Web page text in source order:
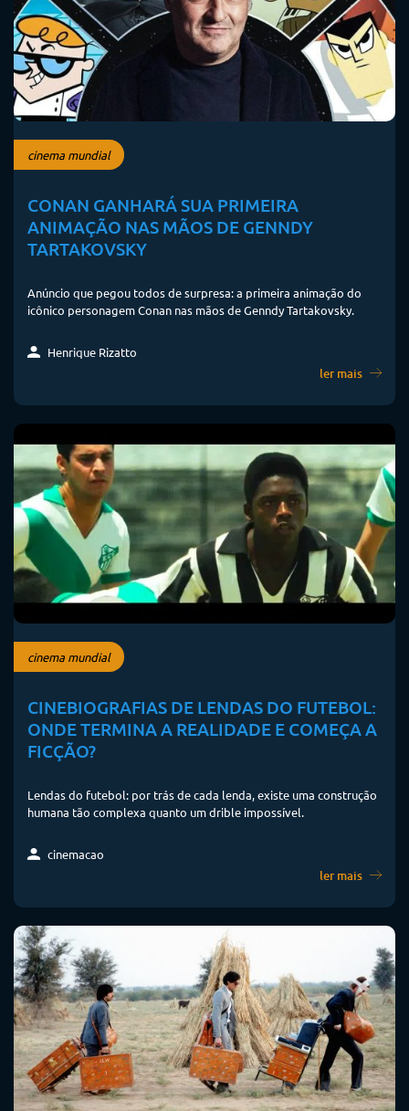
cinema mundial
CONAN GANHARÁ SUA PRIMEIRA
ANIMAÇÃO NAS MÃOS DE GENNDY
TARTAKOVSKY
Anúncio que pegou todos de surpresa: a primeira animação do
icônico personagem Conan nas mãos de Genndy Tartakovsky.
Henrique Rizatto
ler mais
cinema mundial
CINEBIOGRAFIAS DE LENDAS DO FUTEBOL:
ONDE TERMINA A REALIDADE E COMEÇA A
FICÇÃO?
Lendas do futebol: por trás de cada lenda, existe uma construção
humana tão complexa quanto um drible impossível.
cinemacao
ler mais